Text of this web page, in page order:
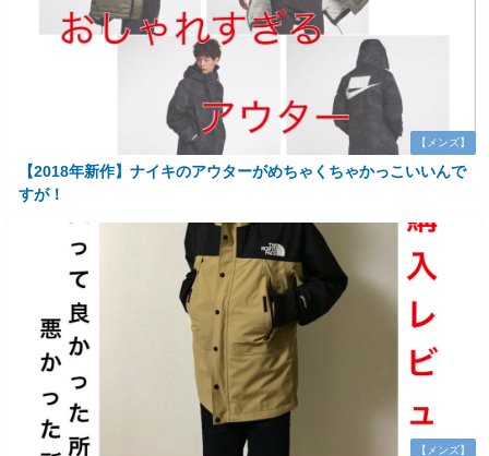
【メンズ】
【2018年新作】ナイキのアウターがめちゃくちゃかっこいいんで
すが！
【メンズ】